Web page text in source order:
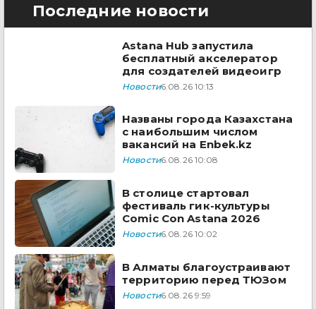
Последние новости
Astana Hub запустила
бесплатный акселератор
для создателей видеоигр
Новости6.08.26 10:13
Названы города Казахстана
с наибольшим числом
вакансий на Enbek.kz
Новости6.08.26 10:08
В столице стартовал
фестиваль гик-культуры
Comic Con Astana 2026
Новости6.08.26 10:02
В Алматы благоустраивают
территорию перед ТЮЗом
Новости6.08.26 9:59